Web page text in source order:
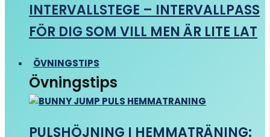
INTERVALLSTEGE – INTERVALLPASS
FÖR DIG SOM VILL MEN ÄR LITE LAT
ÖVNINGSTIPS
Övningstips
PULSHÖJNING I HEMMATRÄNING: